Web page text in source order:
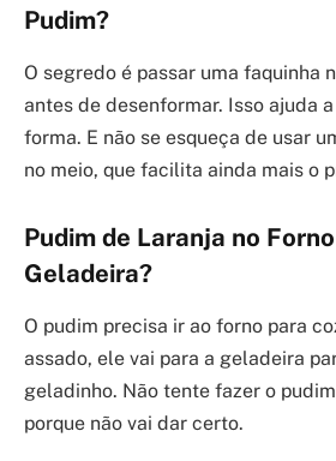
Pudim?
O segredo é passar uma faquinha
antes de desenformar. Isso ajuda
forma. E não se esqueça de usar
no meio, que facilita ainda mais o
Pudim de Laranja no
Geladeira?
O pudim precisa ir ao forno para
assado, ele vai para a geladeira
geladinho. Não tente fazer o
porque não vai dar certo.